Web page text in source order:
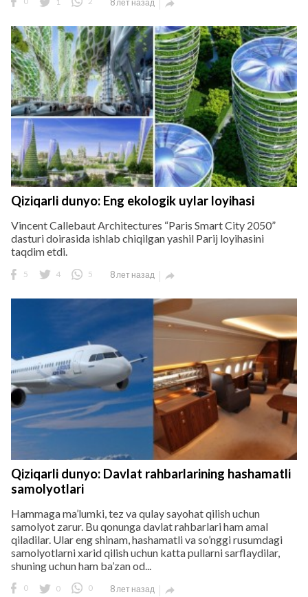
8 лет назад 
Qiziqarli dunyo: Eng ekologik uylar loyihasi
Vincent Callebaut Architectures “Paris Smart City 2050”
dasturi doirasida ishlab chiqilgan yashil Parij loyihasini
taqdim etdi.
5 4 5 8 лет назад 
Qiziqarli dunyo: Davlat rahbarlarining hashamatli
samolyotlari
Hammaga ma’lumki, tez va qulay sayohat qilish uchun
samolyot zarur. Bu qonunga davlat rahbarlari ham amal
qiladilar. Ular eng shinam, hashamatli va so’nggi rusumdagi
samolyotlarni xarid qilish uchun katta pullarni sarflaydilar,
shuning uchun ham ba’zan od...
0 0 0 8 лет назад 